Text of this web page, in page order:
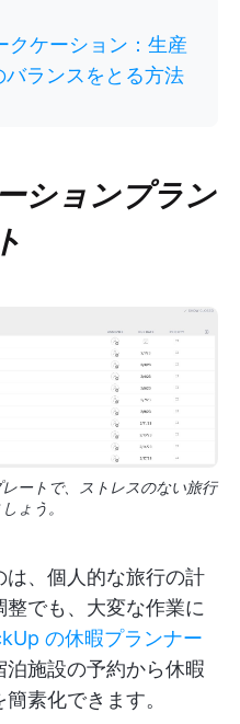
クケーション：生産
ランスをとる方法
ションプラン
ートで、ストレスのない旅行
ょう。
、個人的な旅行の計
でも、大変な作業に
の休暇プランナー
泊施設の予約から休暇
素化できます。